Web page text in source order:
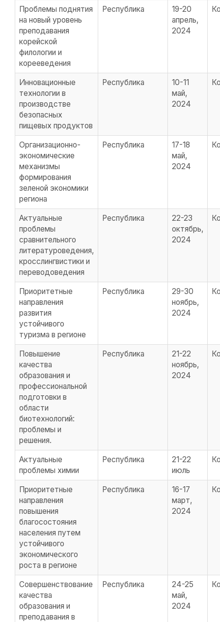
Проблемы поднятия
на новый уровень
преподавания
корейской
филологии и
корееведения
Республика
19-20
апрель,
2024
Инновационные
технологии в
производстве
безопасных
пищевых продуктов
Республика
10-11
май,
2024
Организационно-
экономические
механизмы
формирования
зеленой экономики
региона
Республика
17-18
май,
2024
Актуальные
проблемы
сравнительного
литературоведения,
кросслингвистики и
переводоведения
Республика
22-23
октябрь,
2024
Приоритетные
направления
развития
устойчивого
туризма в регионе
Республика
29-30
ноябрь,
2024
Повышение
качества
образования и
профессиональной
подготовки в
области
биотехнологий:
проблемы и
решения.
Республика
21-22
ноябрь,
2024
Актуальные
проблемы химии
Республика
21-22
июль
Приоритетные
направления
повышения
благосостояния
населения путем
устойчивого
экономического
роста в регионе
Республика
16-17
март,
2024
Совершенствование
качества
образования и
преподавания в
Республика
24-25
май,
2024